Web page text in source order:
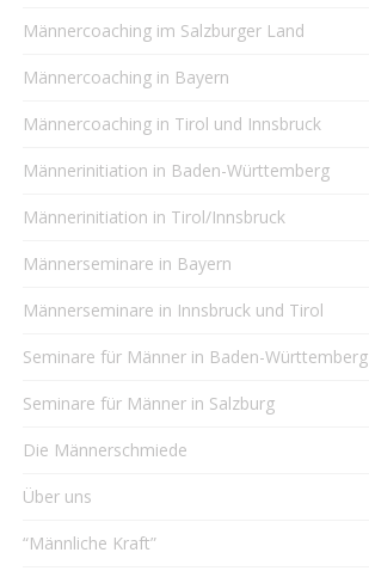
Männercoaching im Salzburger Land
Männercoaching in Bayern
Männercoaching in Tirol und Innsbruck
Männerinitiation in Baden-Württemberg
Männerinitiation in Tirol/Innsbruck
Männerseminare in Bayern
Männerseminare in Innsbruck und Tirol
Seminare für Männer in Baden-Württemberg
Seminare für Männer in Salzburg
Die Männerschmiede
Über uns
“Männliche Kraft”